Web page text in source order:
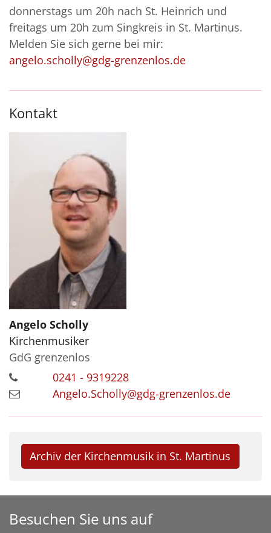
donnerstags um 20h nach St. Heinrich und
freitags um 20h zum Singkreis in St. Martinus.
Melden Sie sich gerne bei mir:
angelo.scholly@gdg-grenzenlos.de
Kontakt
Angelo Scholly
Kirchenmusiker
GdG grenzenlos
0241 - 9319228
Angelo.Scholly@gdg-grenzenlos.de
Archiv der Kirchenmusik in St. Martinus
Besuchen Sie uns auf